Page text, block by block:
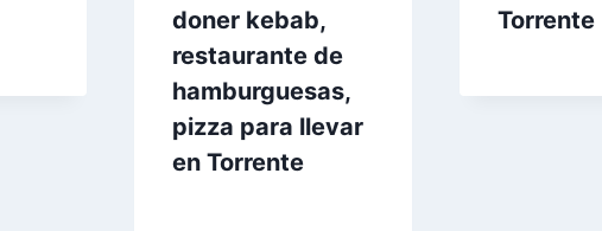
doner kebab,
restaurante de
hamburguesas,
pizza para llevar
en Torrente
Torrente